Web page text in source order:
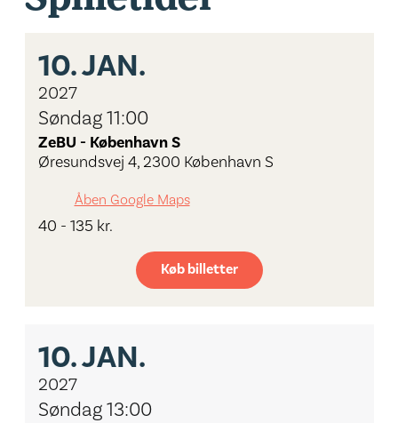
10.JAN.
2027
Søndag 11:00
ZeBU - København S
Øresundsvej 4, 2300 København S
Åben Google Maps
40 - 135 kr.
Køb billetter
10.JAN.
2027
Søndag 13:00